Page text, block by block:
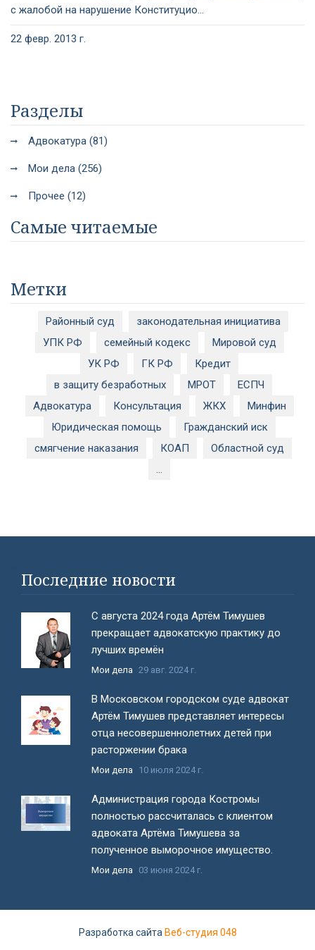
с жалобой на нарушение Конституцио...
22 февр. 2013 г.
Разделы
Адвокатура (81)
Мои дела (256)
Прочее (12)
Самые читаемые
Метки
Районный суд
законодательная инициатива
УПК РФ
семейный кодекс
Мировой суд
УК РФ
ГК РФ
Кредит
в защиту безработных
МРОТ
ЕСПЧ
Адвокатура
Консультация ЖКХ
Минфин
Юридическая помощь
Гражданский иск
смягчение наказания
КОАП
Областной суд
...
Последние новости
С августа 2024 года Артём Тимушев
прекращает адвокатскую практику до
лучших времён
Мои дела 29 авг. 2024 г.
В Московском городском суде адвокат
Артём Тимушев представляет интересы
отца несовершеннолетних детей при
расторжении брака
Мои дела 10 июля 2024 г.
Администрация города Костромы
полностью рассчиталась с клиентом
адвоката Артёма Тимушева за
полученное выморочное имущество.
Мои дела 03 июня 2024 г.
Разработка сайта Веб-студия 048